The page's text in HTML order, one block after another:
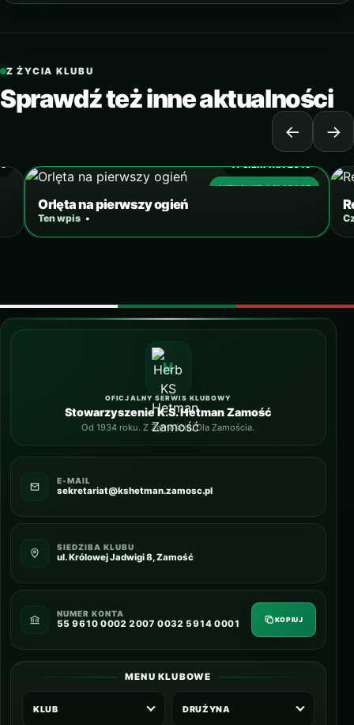
Z ŻYCIA KLUBU
Sprawdź też inne aktualności
← →
11 SIERPNIA 2019
AKTUALNIE OGLĄDASZ
Orlęta na pierwszy ogień
Ten wpis •
OFICJALNY SERWIS KLUBOWY
Stowarzyszenie K.S. Hetman Zamość
Od 1934 roku. Z Zamościa. Dla Zamościa.
E-MAIL
sekretariat@kshetman.zamosc.pl
SIEDZIBA KLUBU
ul. Królowej Jadwigi 8, Zamość
NUMER KONTA
55 9610 0002 2007 0032 5914 0001 KOPIUJ
MENU KLUBOWE
KLUB DRUŻYNA